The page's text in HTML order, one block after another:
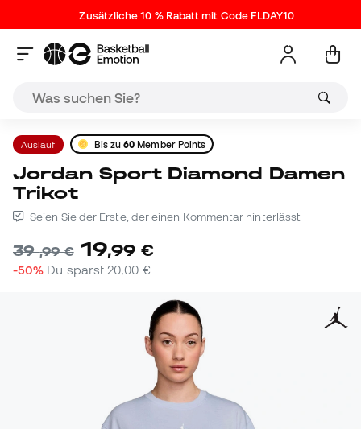
Zusätzliche 10 % Rabatt mit Code FLDAY10
Auslauf Bis zu60 Member Points
Jordan Sport Diamond Damen
Trikot
Seien Sie der Erste, der einen Kommentar hinterlässt
39,99 € 19,99 €
-50% Du sparst 20,00 €